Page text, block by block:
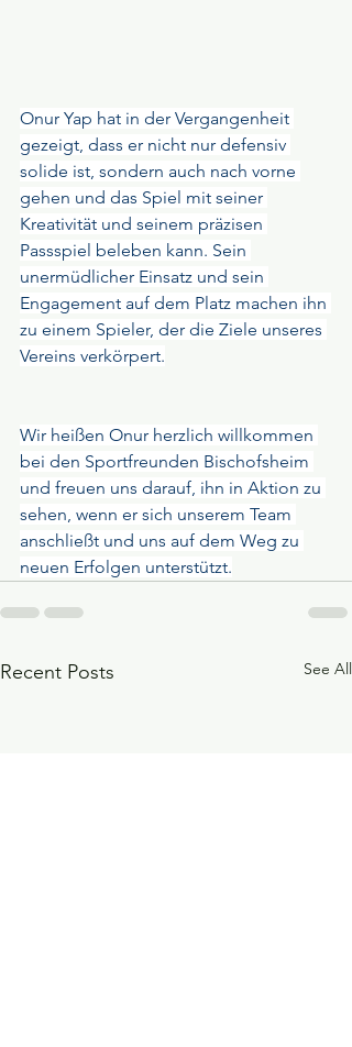
Onur Yap hat in der Vergangenheit
gezeigt, dass er nicht nur defensiv
solide ist, sondern auch nach vorne
gehen und das Spiel mit seiner
Kreativität und seinem präzisen
Passspiel beleben kann. Sein
unermüdlicher Einsatz und sein
Engagement auf dem Platz machen ihn
zu einem Spieler, der die Ziele unseres
Vereins verkörpert.
Wir heißen Onur herzlich willkommen
bei den Sportfreunden Bischofsheim
und freuen uns darauf, ihn in Aktion zu
sehen, wenn er sich unserem Team
anschließt und uns auf dem Weg zu
neuen Erfolgen unterstützt.
Recent Posts See All